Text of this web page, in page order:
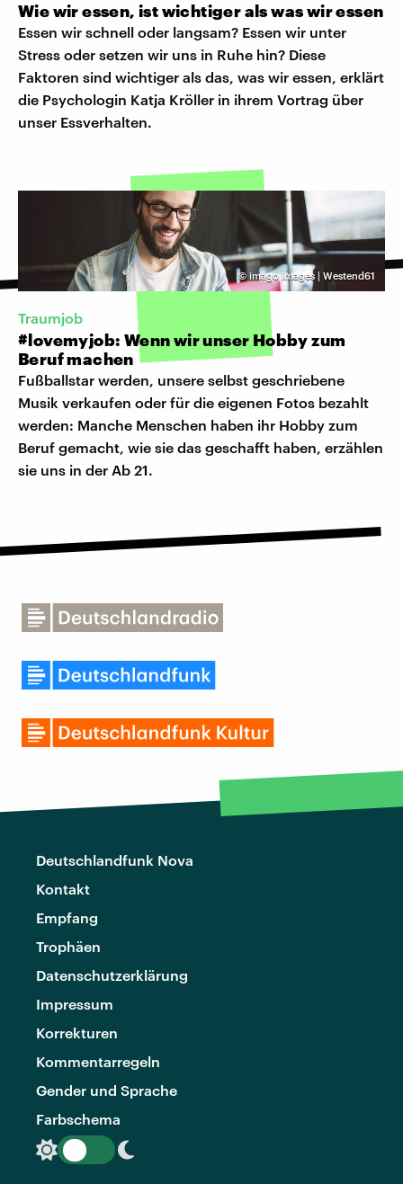
Wie wir essen, ist wichtiger als was wir essen
Essen wir schnell oder langsam? Essen wir unter
Stress oder setzen wir uns in Ruhe hin? Diese
Faktoren sind wichtiger als das, was wir essen, erklärt
die Psychologin Katja Kröller in ihrem Vortrag über
unser Essverhalten.
© imago images | Westend61
Traumjob
#lovemyjob: Wenn wir unser Hobby zum
Beruf machen
Fußballstar werden, unsere selbst geschriebene
Musik verkaufen oder für die eigenen Fotos bezahlt
werden: Manche Menschen haben ihr Hobby zum
Beruf gemacht, wie sie das geschafft haben, erzählen
sie uns in der Ab 21.
Deutschlandfunk Nova
Kontakt
Empfang
Trophäen
Datenschutzerklärung
Impressum
Korrekturen
Kommentarregeln
Gender und Sprache
Farbschema